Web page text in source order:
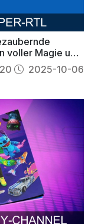
voller Magie und
2025-10-06